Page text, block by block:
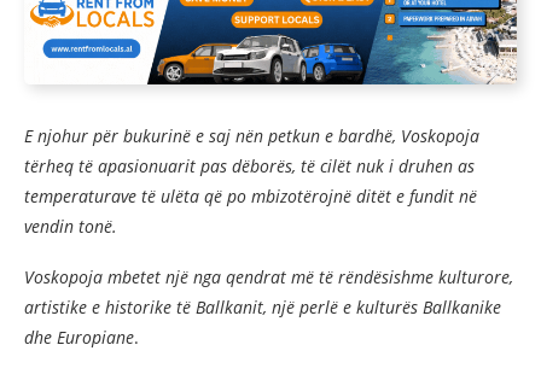
E njohur për bukurinë e saj nën petkun e bardhë, Voskopoja
tërheq të apasionuarit pas dëborës, të cilët nuk i druhen as
temperaturave të ulëta që po mbizotërojnë ditët e fundit në
vendin tonë.
Voskopoja mbetet një nga qendrat më të rëndësishme kulturore,
artistike e historike të Ballkanit, një perlë e kulturës Ballkanike
dhe Europiane.